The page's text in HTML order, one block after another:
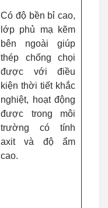
Có độ bền bỉ cao,
lớp phủ mạ kẽm
bên ngoài giúp
thép chống chọi
được với điều
kiện thời tiết khắc
nghiệt, hoạt động
được trong môi
trường có tính
axit và độ ẩm
cao.